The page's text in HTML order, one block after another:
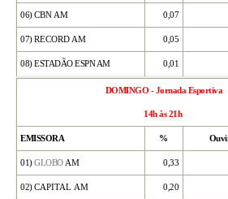
06) CBN AM 0,07
07)RECORD AM 0,05
08) ESTADÃO ESPN AM 0,01
DOMINGO - Jornada Esportiva
14h às 21h
EMISSORA %
01) GLOBO AM 0,33
02) CAPITAL AM 0,20